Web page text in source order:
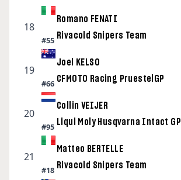
18
#55
Romano FENATI
Rivacold Snipers Team
19
#66
Joel KELSO
CFMOTO Racing PruestelGP
20
#95
Collin VEIJER
Liqui Moly Husqvarna Intact GP
21
#18
Matteo BERTELLE
Rivacold Snipers Team